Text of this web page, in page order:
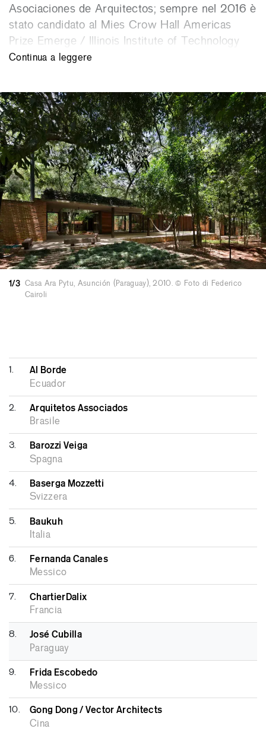
Continua a leggere
Asociaciones de Arquitectos; sempre nel 2016 è
stato candidato al Mies Crow Hall Americas
Prize Emerge / Illinois Institute of Technology
College of Architecture Chicago. Nel 2012 è
Arquitectura y Urbanismo de Cádiz per la Casa
Pescador a Villa Florida (Paraguay). Nel 2011 ha
ricevuto il premio nazionale per l’Architettura
emergente dall’Ordine degli architetti del
Paraguay.
1/3 Casa Ara Pytu, Asunción (Paraguay), 2010. © Foto di Federico
Cairoli
1. Al Borde
Ecuador
2. Arquitetos Associados
Brasile
3. Barozzi Veiga
Spagna
4. Baserga Mozzetti
Svizzera
5. Baukuh
Italia
6. Fernanda Canales
Messico
7. ChartierDalix
Francia
8. José Cubilla
Paraguay
9. Frida Escobedo
Messico
10. Gong Dong / Vector Architects
Cina